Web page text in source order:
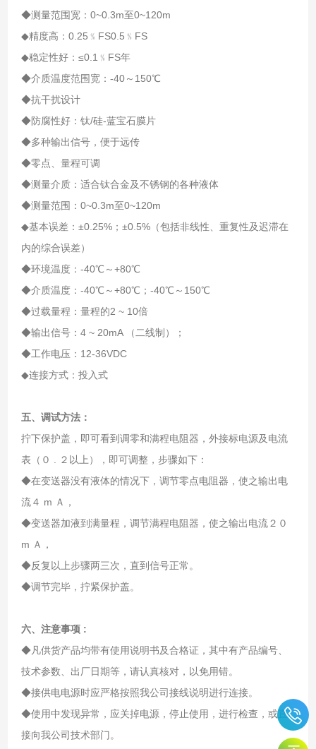
◆测量范围宽：0~0.3m至0~120m
◆精度高：0.25﹪FS0.5﹪FS
◆稳定性好：≤0.1﹪FS年
◆介质温度范围宽：-40～150℃
◆抗干扰设计
◆防腐性好：钛/硅-蓝宝石膜片
◆多种输出信号，便于远传
◆零点、量程可调
◆测量介质：适合钛合金及不锈钢的各种液体
◆测量范围：0~0.3m至0~120m
◆基本误差：±0.25%；±0.5%（包括非线性、重复性及迟滞在
内的综合误差）
◆环境温度：-40℃～+80℃
◆介质温度：-40℃～+80℃；-40℃～150℃
◆过载量程：量程的2 ~ 10倍
◆输出信号：4 ~ 20mA （二线制）；
◆工作电压：12-36VDC
◆连接方式：投入式
五、调试方法：
拧下保护盖，即可看到调零和满程电阻器，外接标电源及电流
表（０ . ２以上），即可调整，步骤如下：
◆在变送器没有液体的情况下，调节零点电阻器，使之输出电
流４ m Ａ，
◆变送器加液到满量程，调节满程电阻器，使之输出电流２０
m Ａ，
◆反复以上步骤两三次，直到信号正常。
◆调节完毕，拧紧保护盖。
六、注意事项 :
◆凡供货产品均带有使用说明书及合格证，其中有产品编号、
技术参数、出厂日期等，请认真核对，以免用错。
◆接供电电源时应严格按照我公司接线说明进行连接。
◆使用中发现异常，应关掉电源，停止使用，进行检查，或直
接向我公司技术部门。